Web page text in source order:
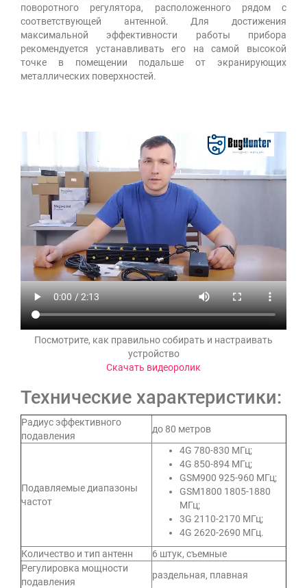
поворотного регулятора, расположенного рядом с
соответствующей антенной. Для достижения
максимальной эффективности работы прибора
рекомендуется устанавливать его на самой высокой
точке в помещении подальше от экранирующих
металлических поверхностей.
Посмотрите, как правильно собирать и настраивать
устройство
Скачать видеоролик
Технические характеристики:
Радиус эффективного
подавления
до 80 метров
Подавляемые диапазоны
частот
4G 780-830 МГц;
4G 850-894 МГц;
GSM900 925-960 МГц;
GSM1800 1805-1880
МГц;
3G 2110-2170 МГц;
4G 2620-2690 МГц.
Количество и тип антенн
6 штук, съемные
Регулировка мощности
подавления
раздельная, плавная